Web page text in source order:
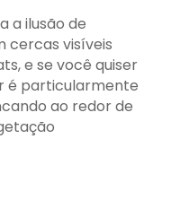
a ilusão de
cercas visíveis
e se você quiser
é particularmente
ao redor de